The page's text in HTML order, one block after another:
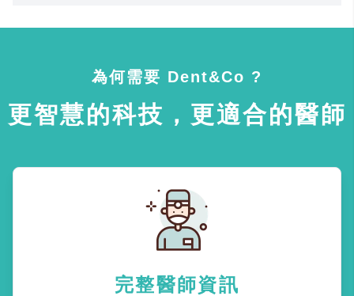
為何需要 Dent&Co ?
更智慧的科技，更適合的醫師
完整醫師資訊